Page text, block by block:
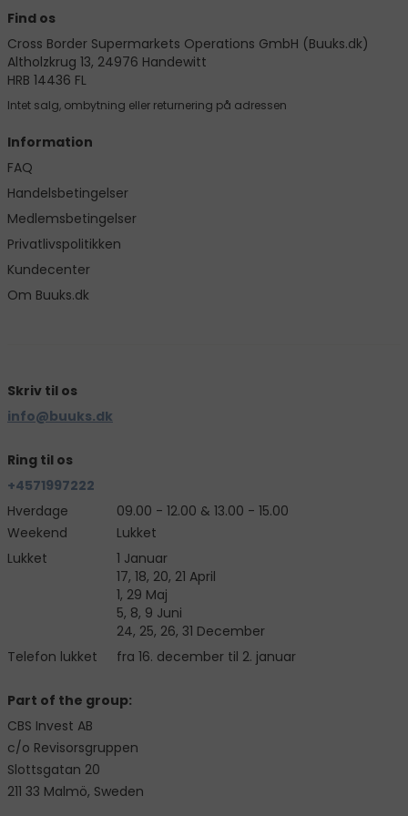
Find os
Cross Border Supermarkets Operations GmbH (Buuks.dk)
Altholzkrug 13, 24976 Handewitt
HRB 14436 FL
Intet salg, ombytning eller returnering på adressen
Information
FAQ
Handelsbetingelser
Medlemsbetingelser
Privatlivspolitikken
Kundecenter
Om Buuks.dk
Skriv til os
info@buuks.dk
Ring til os
+4571997222
Hverdage
09.00 - 12.00 & 13.00 - 15.00
Weekend
Lukket
Lukket
Telefon lukket
1 Januar
17, 18, 20, 21 April
1, 29 Maj
5, 8, 9 Juni
24, 25, 26, 31 December
fra 16. december til 2. januar
Part of the group:
CBS Invest AB
c/o Revisorsgruppen
Slottsgatan 20
211 33 Malmö, Sweden